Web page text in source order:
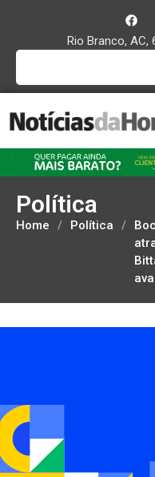
Rio Branco, AC,
Política
Home / Política /